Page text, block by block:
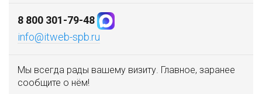
8 800 301-79-48
info@itweb-spb.ru
Мы всегда рады вашему визиту. Главное, заранее
сообщите о нём!